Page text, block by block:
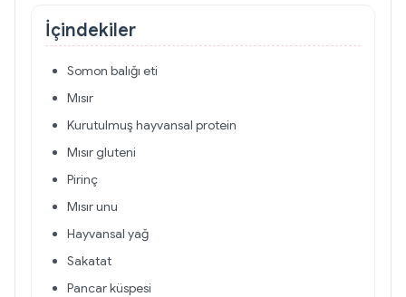
İçindekiler
Somon balığı eti
Mısır
Kurutulmuş hayvansal protein
Mısır gluteni
Pirinç
Mısır unu
Hayvansal yağ
Sakatat
Pancar küspesi